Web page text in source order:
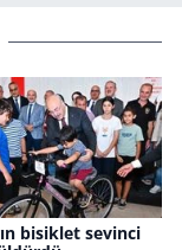
bisiklet sevinci